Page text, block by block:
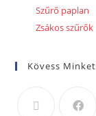
Szűrő paplan
Zsákos szűrők
Kövess Minket